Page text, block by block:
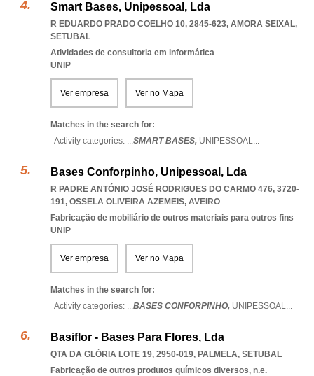
Smart Bases, Unipessoal, Lda
R EDUARDO PRADO COELHO 10, 2845-623, AMORA SEIXAL,
SETUBAL
Atividades de consultoria em informática
UNIP
Ver empresa Ver no Mapa
Matches in the search for:
Activity categories: ...SMART BASES, UNIPESSOAL...
Bases Conforpinho, Unipessoal, Lda
R PADRE ANTÓNIO JOSÉ RODRIGUES DO CARMO 476, 3720-
191, OSSELA OLIVEIRA AZEMEIS, AVEIRO
Fabricação de mobiliário de outros materiais para outros fins
UNIP
Ver empresa Ver no Mapa
Matches in the search for:
Activity categories: ...BASES CONFORPINHO, UNIPESSOAL...
Basiflor - Bases Para Flores, Lda
QTA DA GLÓRIA LOTE 19, 2950-019, PALMELA, SETUBAL
Fabricação de outros produtos químicos diversos, n.e.